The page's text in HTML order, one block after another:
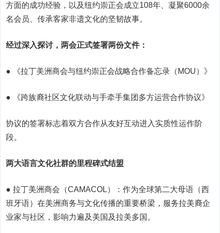
方面的成功经验，以及纽约崇正会成立108年、凝聚6000余
名会员、传承客家非遗文化的坚韧故事。
经过深入探讨，两会正式签署两份文件：
● 《拉丁美洲商会与纽约崇正会战略合作备忘录（MOU）》
● 《跨族裔社区文化联动与手牵手集团多方运营合作协议》
协议的签署标志着双方合作从友好互动进入实质性运作阶
段。
两大语言文化社群的里程碑式结盟
● 拉丁美洲商会（CAMACOL）：作为全球第二大母语（西
班牙语）在美洲商务与文化传播的重要桥梁，服务拉美裔企
业家与社区，影响力遍及美国及拉美多国。